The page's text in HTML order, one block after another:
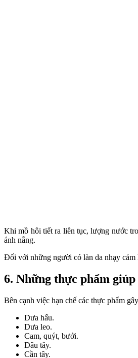
Khi mồ hôi tiết ra liên tục, lượng nước
ánh nắng.
Đối với những người có làn da nhạy cảm
6. Những thực phẩm
Bên cạnh việc hạn chế các thực phẩm
Dưa hấu.
Dưa leo.
Cam, quýt, bưởi.
Dâu tây.
Cần tây.